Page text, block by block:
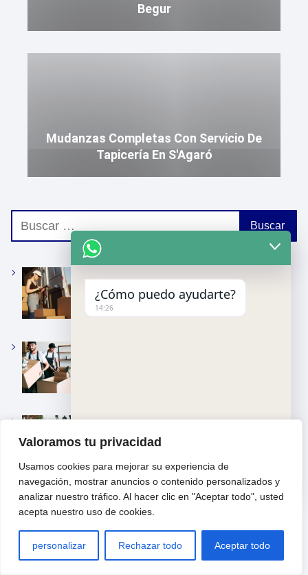
Valoramos tu privacidad
Usamos cookies para mejorar su experiencia de
navegación, mostrar anuncios o contenido personalizados y
analizar nuestro tráfico. Al hacer clic en "Aceptar todo", usted
acepta nuestro uso de cookies.
personalizar Rechazar todo Aceptar todo
Begur
Mudanzas Completas Con Servicio De
Tapicería En S'Agaró
Mudanzas Seguras Y Eficientes En Blanes
Mudanzas para estudiantes en Vila-seca:
Servicios asequibles y eficientes
Hide
¿Cómo puedo ayudarte?
14:26
"
+
c
h
a
y
WhatsApp Message
n
d
f
i
n